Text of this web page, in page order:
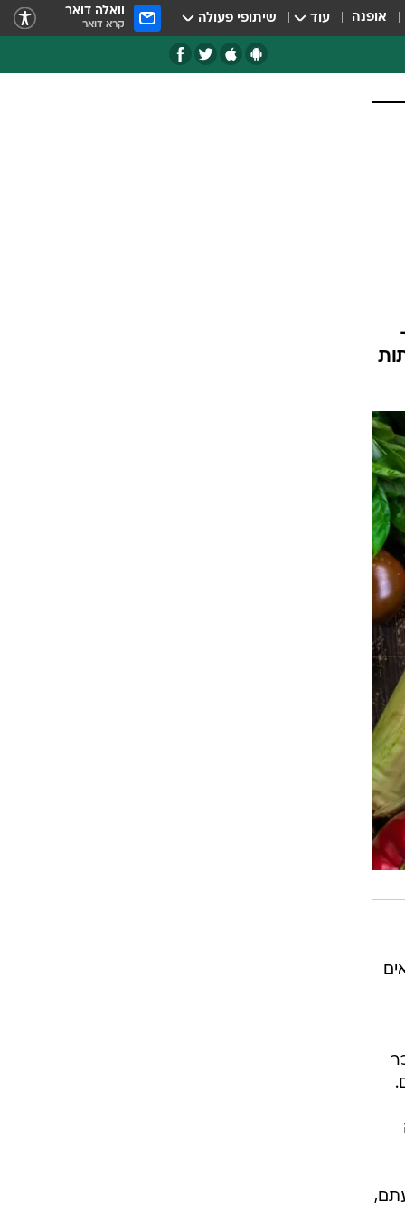
אופנה עוד שיתופי פעולה וואלה דואר
קרא דואר
נמכר